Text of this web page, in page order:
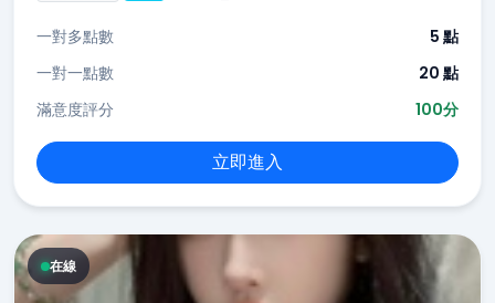
一對多點數
5 點
一對一點數
20 點
滿意度評分
100分
立即進入
在線